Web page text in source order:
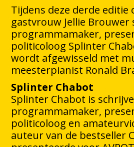
Tijdens deze derde editie
gastvrouw Jellie Brouwer
programmamaker,
politicoloog Splinter
wordt afgewisseld met
meesterpianist Ronald
Splinter Chabot
Splinter Chabot is
programmamaker,
politicoloog en
auteur van de bestseller